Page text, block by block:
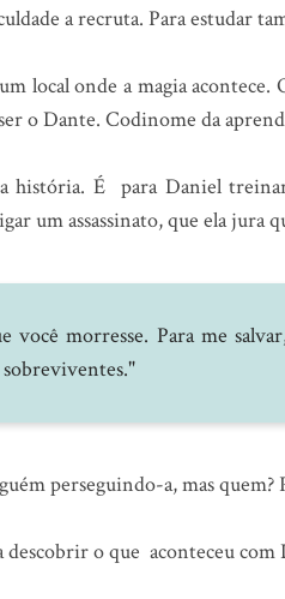
a recruta. Para estudar
local onde a magia
o Dante. Codinome da
história. É para Daniel
um assassinato, que ela jura
você morresse. Para me
perseguindo-a, mas
descobrir o que aconteceu